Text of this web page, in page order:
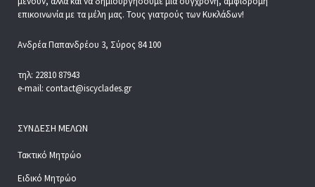
επικοινωνία με τα μέλη μας. Τους γιατρούς των Κυκλάδων!
Ανδρέα Παπανδρέου 3, Σύρος 84 100
τηλ: 22810 87943
e-mail: contact@iscyclades.gr
ΣΎΝΔΕΣΗ ΜΕΛΏΝ
Τακτικό Μητρώο
Ειδικό Μητρώο